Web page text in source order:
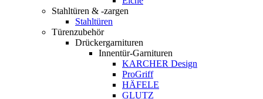
Stahltüren & -zargen
Stahltüren
Türenzubehör
Drückergarnituren
Innentür-Garnituren
KARCHER Design
ProGriff
HÄFELE
GLUTZ